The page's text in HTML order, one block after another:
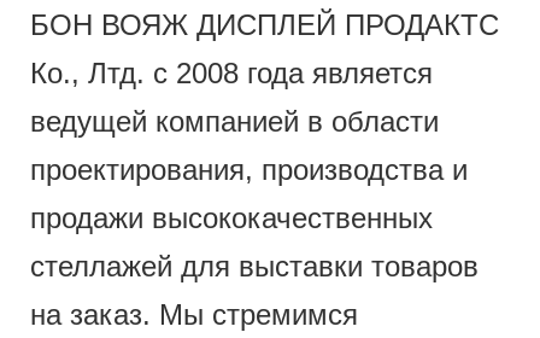
БОН ВОЯЖ ДИСПЛЕЙ ПРОДАКТС
Ко., Лтд. с 2008 года является
ведущей компанией в области
проектирования, производства и
продажи высококачественных
стеллажей для выставки товаров
на заказ. Мы стремимся